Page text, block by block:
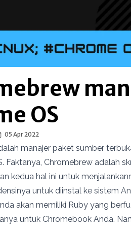
OS
05 Apr 2022
manajer paket sumber
Faktanya, Chromebrew adalah
kedua hal ini untuk
untuk diinstal ke sistem
akan memiliki Ruby yang
untuk Chromebook Anda.